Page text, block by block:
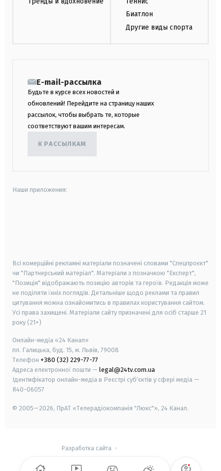
Биатлон
Другие виды спорта
E-mail-рассылка
Будьте в курсе всех новостей и
обновлений! Перейдите на страницу наших
рассылок, чтобы выбрать те, которые
соответствуют вашим интересам.
К РАССЫЛКАМ
Наши приложения:
Всі комерційні рекламні матеріали позначені словами "Спецпроєкт"
чи "Партнерський матеріал". Матеріали з позначкою "Експерт",
"Позиція" відображають позицію авторів та героїв. Редакція може
не поділяти їхніх поглядів. Детальніше щодо реклами та правил
цитування можна ознайомитись в правилах користування сайтом.
Усі права захищені. Матеріали сайту призначені для осіб старше 21
року (21+)
Онлайн-медіа «24 Канал»
пл. Галицька, буд. 15, м. Львів, 79008
Телефон +380 (32) 229-77-77
Адреса електронної пошти — legal@24tv.com.ua
Ідентифікатор онлайн-медіа в Реєстрі суб'єктів у сфері медіа —
R40-06057
© 2005—2026, ПрАТ «Телерадіокомпанія "Люкс"», 24 Канал.
Разработка сайта -